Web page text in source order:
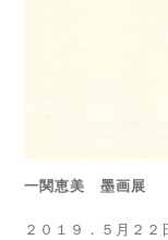
一関恵美 墨画展
２０１９．５月２